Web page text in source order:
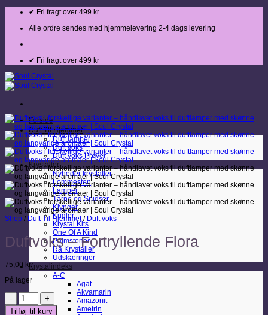
Fortsæt
indhold
✔ Fri fragt over 499 kr
Alle ordre sendes med hjemmelevering 2-4 dags levering
✔ Fri fragt over 499 kr
Forside
Duft Til Hjemmet
Duft lamper
Duft voks
Duft voks Prøver
Krystaller
Nyheder krystaller
Lommesten
Lamper
Tårne og Spidser
Klynger
Kugler
Krystal Kits
One Of A Kind
Palmstones
Rå Krystaller
Udskæringer
Krystalindeks
A-C
Agat
Akvamarin
Amazonit
Ametrin
Shop / Duft Til Hjemmet / Duft voks
Duftvoks – Fortryllende Flora
75,00 kr.
På lager
Duftvoks
-
Fortryllende
Tilføj til kurv